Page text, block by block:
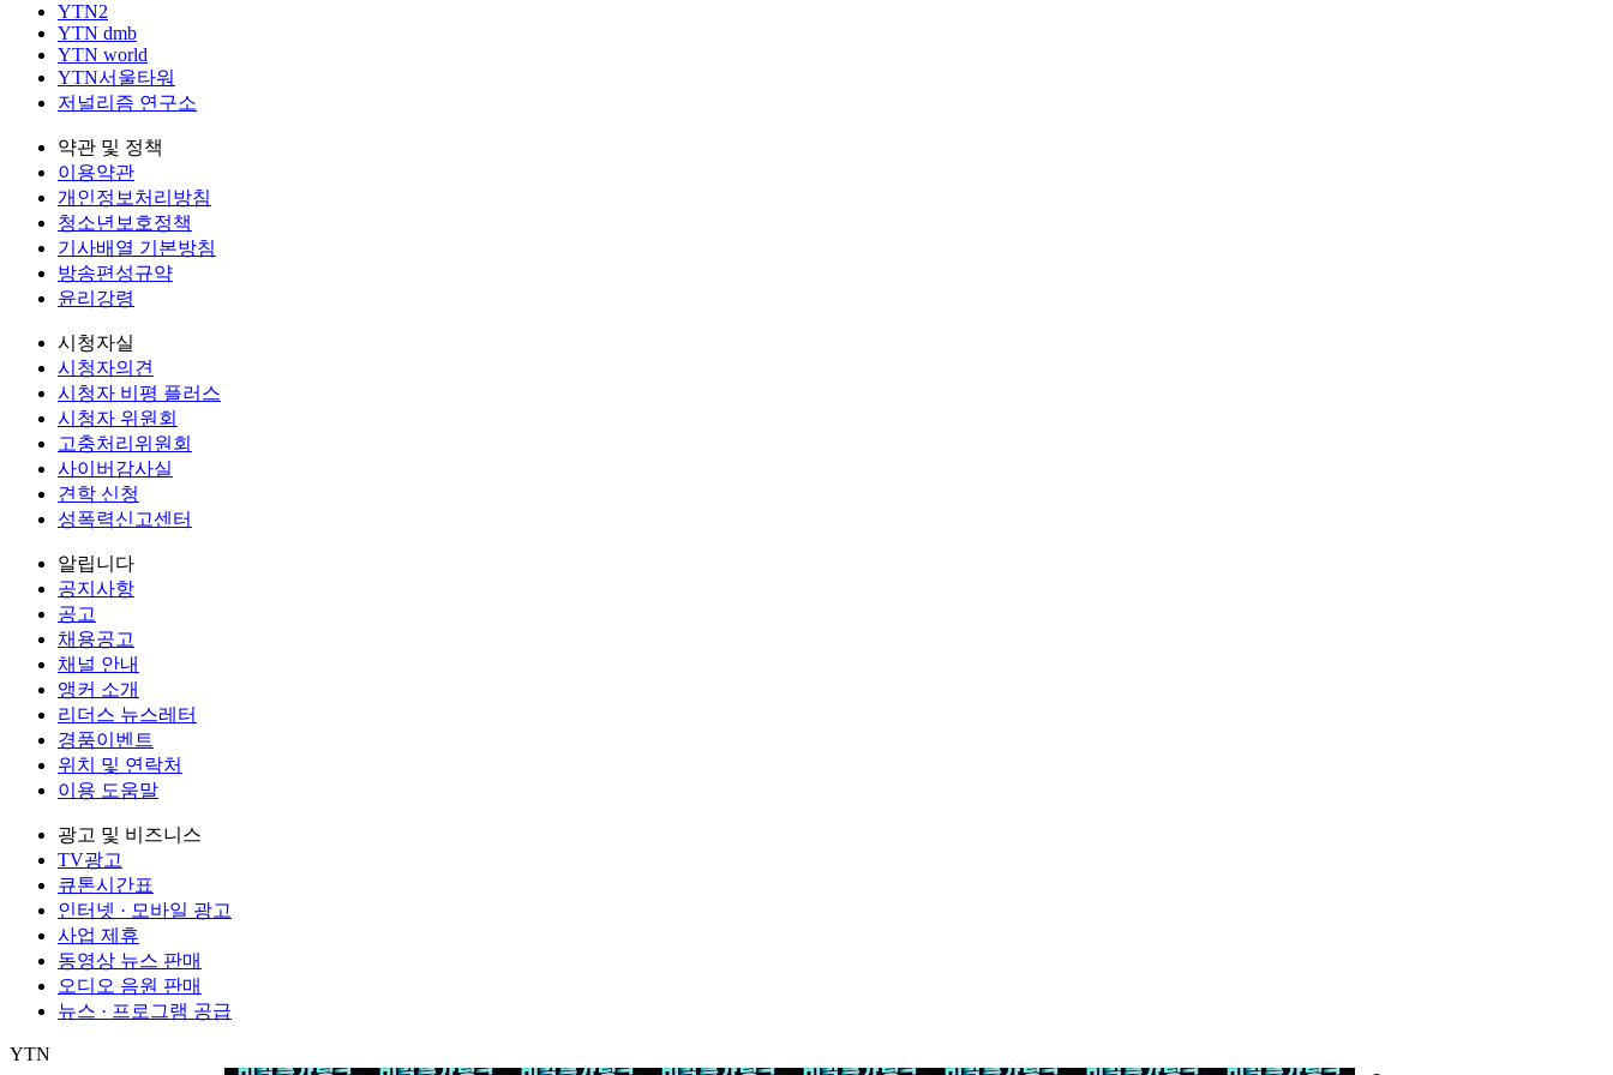
YTN2
YTN dmb
YTN world
YTN서울타워
저널리즘 연구소
약관 및 정책
이용약관
개인정보처리방침
청소년보호정책
기사배열 기본방침
방송편성규약
윤리강령
시청자실
시청자의견
시청자 비평 플러스
시청자 위원회
고충처리위원회
사이버감사실
견학 신청
성폭력신고센터
알립니다
공지사항
공고
채용공고
채널 안내
앵커 소개
리더스 뉴스레터
경품이벤트
위치 및 연락처
이용 도움말
광고 및 비즈니스
TV광고
큐톤시간표
인터넷 · 모바일 광고
사업 제휴
동영상 뉴스 판매
오디오 음원 판매
뉴스 · 프로그램 공급
YTN